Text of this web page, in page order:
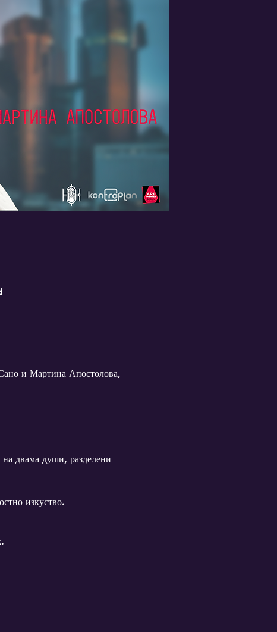
и Мартина Апостолова,
двама души, разделени
изкуство.